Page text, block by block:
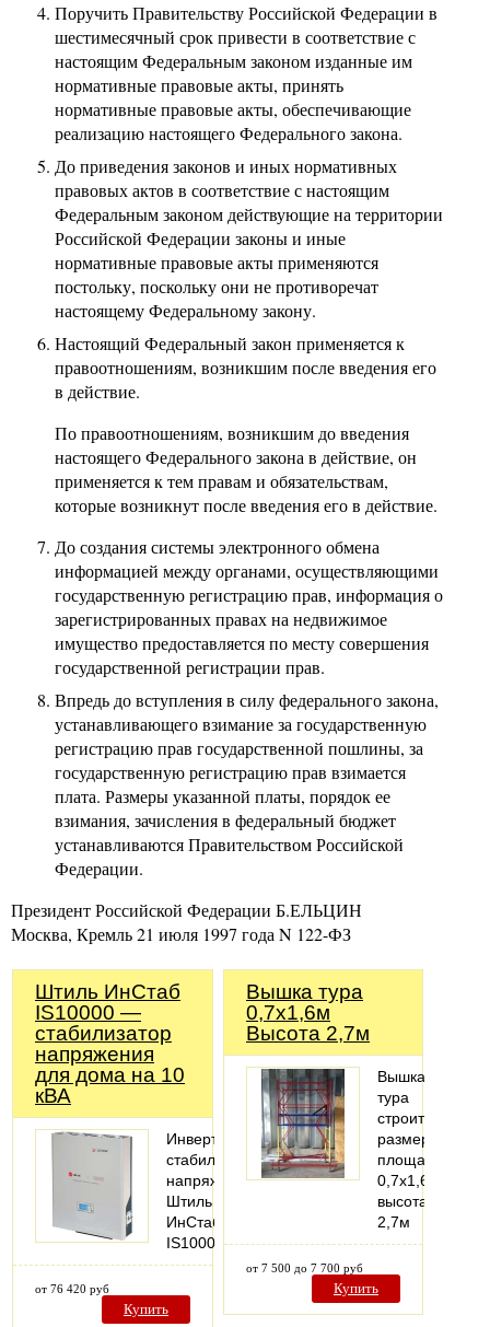
Поручить Правительству Российской Федерации в
шестимесячный срок привести в соответствие с
настоящим Федеральным законом изданные им
нормативные правовые акты, принять
нормативные правовые акты, обеспечивающие
реализацию настоящего Федерального закона.
До приведения законов и иных нормативных
правовых актов в соответствие с настоящим
Федеральным законом действующие на территории
Российской Федерации законы и иные
нормативные правовые акты применяются
постольку, поскольку они не противоречат
настоящему Федеральному закону.
Настоящий Федеральный закон применяется к
правоотношениям, возникшим после введения его
в действие.
По правоотношениям, возникшим до введения
настоящего Федерального закона в действие, он
применяется к тем правам и обязательствам,
которые возникнут после введения его в действие.
До создания системы электронного обмена
информацией между органами, осуществляющими
государственную регистрацию прав, информация о
зарегистрированных правах на недвижимое
имущество предоставляется по месту совершения
государственной регистрации прав.
Впредь до вступления в силу федерального закона,
устанавливающего взимание за государственную
регистрацию прав государственной пошлины, за
государственную регистрацию прав взимается
плата. Размеры указанной платы, порядок ее
взимания, зачисления в федеральный бюджет
устанавливаются Правительством Российской
Федерации.
Президент Российской Федерации Б.ЕЛЬЦИН
Москва, Кремль 21 июля 1997 года N 122-ФЗ
Штиль ИнСтаб
IS10000 —
стабилизатор
напряжения
для дома на 10
кВА
Инвертоный
стабилизатор
напряжения
Штиль
ИнСтаб
IS10000
от 76 420 руб
Купить
Вышка тура
0,7х1,6м
Высота 2,7м
Вышка
тура
строительная
размер
площадки
0,7х1,6м,
высота
2,7м
от 7 500 до 7 700 руб
Купить